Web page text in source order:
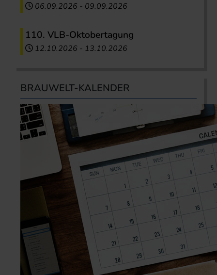
06.09.2026 - 09.09.2026
110. VLB-Oktobertagung
12.10.2026 - 13.10.2026
BRAUWELT-KALENDER